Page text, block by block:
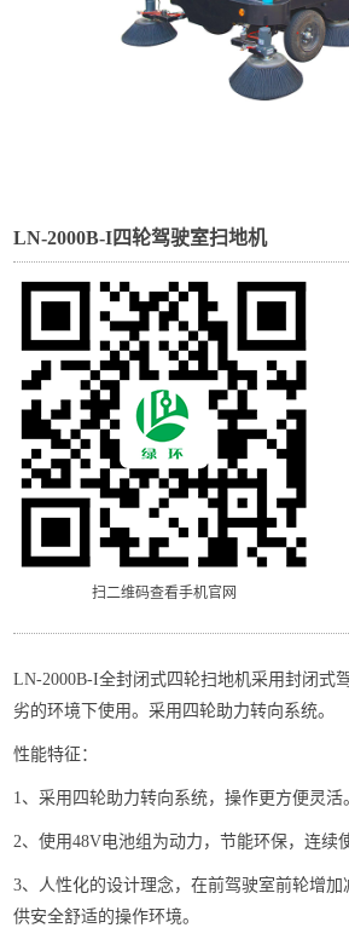
LN-2000B-I四轮驾驶室扫地机
扫二维码查看手机官网
LN-2000B-I全封闭式四轮扫地机采用封闭式
劣的环境下使用。采用四轮助力转向系统。
性能特征：
1、采用四轮助力转向系统，操作更方便灵活
2、使用48V电池组为动力，节能环保，连续
3、人性化的设计理念，在前驾驶室前轮增
供安全舒适的操作环境。